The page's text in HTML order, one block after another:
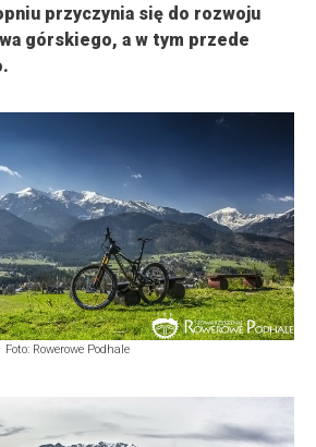
przyczynia się do rozwoju
górskiego, a w tym przede
Foto: Rowerowe Podhale